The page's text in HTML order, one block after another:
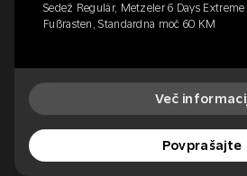
Sedež Regulär, Metzeler 6 Days
Fußrasten, Standardna moč 60 KM
Več
Povprašajte